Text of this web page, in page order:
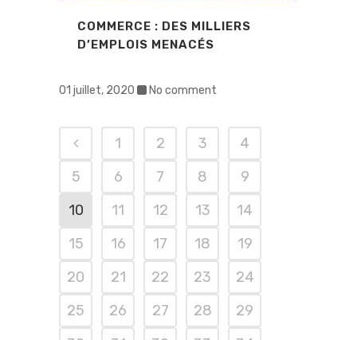
COMMERCE : DES MILLIERS
D’EMPLOIS MENACÉS
01 juillet, 2020 No comment
1 2 3
4
5
6 7 8
9
10
11 12 13
14
15
16 17 18
19
20
21 22 23
24
25
26 27 28
29